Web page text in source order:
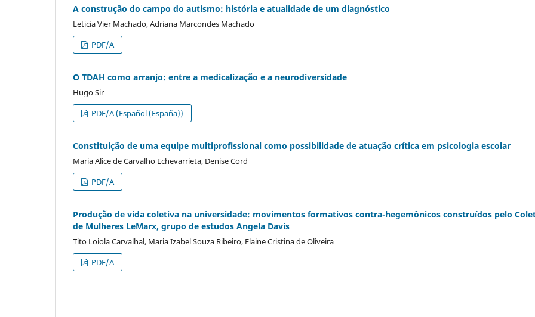
A construção do campo do autismo: história e atualidade de um diagnóstico
Leticia Vier Machado, Adriana Marcondes Machado
PDF/A
O TDAH como arranjo: entre a medicalização e a neurodiversidade
Hugo Sir
PDF/A (Español (España))
Constituição de uma equipe multiprofissional como possibilidade de atuação crítica em psicologia escolar
Maria Alice de Carvalho Echevarrieta, Denise Cord
PDF/A
Produção de vida coletiva na universidade: movimentos formativos contra-hegemônicos construídos pelo
de Mulheres LeMarx, grupo de estudos Angela Davis
Tito Loiola Carvalhal, Maria Izabel Souza Ribeiro, Elaine Cristina de Oliveira
PDF/A